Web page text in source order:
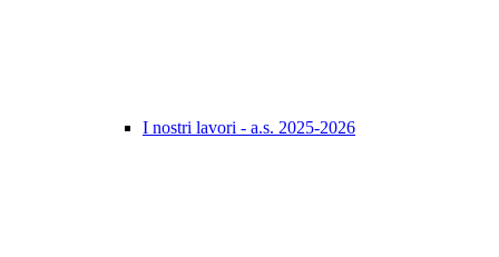
I nostri lavori - a.s. 2025-2026